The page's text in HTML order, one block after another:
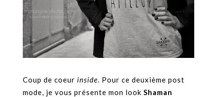
Coup de coeur inside. Pour ce deuxième post
mode, je vous présente mon look Shaman